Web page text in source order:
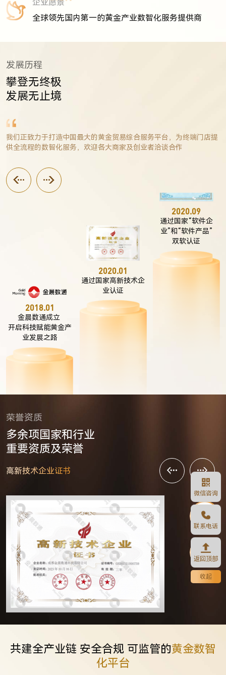
企业愿景
全球领先国内第一的黄金产业数智化服务提供商
发展历程
攀登无终极
发展无止境
我们正致力于打造中国最大的黄金贸易综合服务平台，为终端门店提
供全流程的数智化服务，欢迎各大商家及创业者洽谈合作
2018.01
金晨数通成立
开启科技赋能黄金产
业发展之路
2020.01
通过国家高新技术企
业认证
2020.09
通过国家“软件企
业”和“软件产品”
双软认证
荣誉资质
多余项国家和行业
重要资质及荣誉
高新技术企业证书
共建全产业链 安全合规 可监管的黄金数智
化平台
微信咨询
联系电话
返回顶部
收起